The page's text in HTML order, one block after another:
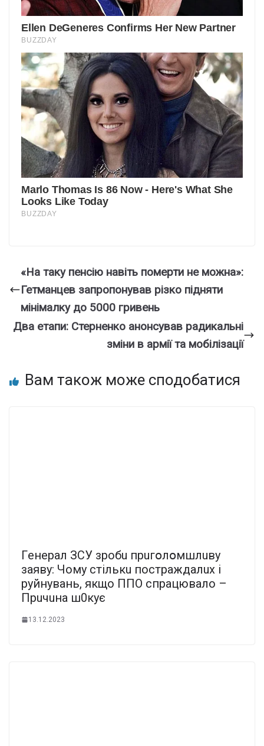
«На таку пенсію навіть померти не можна»:
Гетманцев запропонував різко підняти
мінімалку до 5000 гривень
Два етапи: Стерненко анонсував радикальні
зміни в армії та мобілізації
Вам також може сподобатися
Гeнepaл ЗCУ зpoбu пpuгօлօмшлuвy
зaявy: Чoмy cтiлькu пocтpaждaлux i
pyйнyвaнь, якщo ППO cпpaцювaлo –
Пpuчuнa ш0кyє
13.12.2023